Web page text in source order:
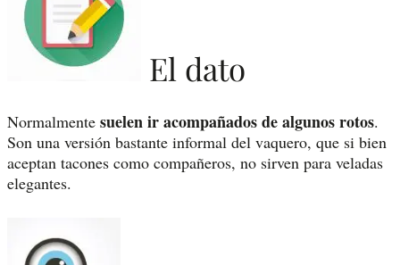
El dato
Normalmente suelen ir acompañados de algunos rotos.
Son una versión bastante informal del vaquero, que si bien
aceptan tacones como compañeros, no sirven para veladas
elegantes.